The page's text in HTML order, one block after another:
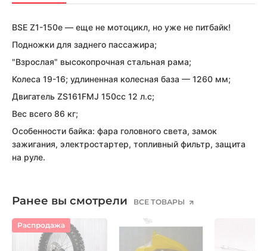
BSE Z1-150e — еще не мотоцикл, но уже не питбайк!
Подножки для заднего пассажира;
"Взрослая" высокопрочная стальная рама;
Колеса 19-16; удлиненная колесная база — 1260 мм;
Двигатель ZS161FMJ 150сс 12 л.с;
Вес всего 86 кг;
Особенности байка: фара головного света, замок
зажигания, электростартер, топливный фильтр, защита
на руле.
Ранее вы смотрели ВСЕ ТОВАРЫ
Распродажа